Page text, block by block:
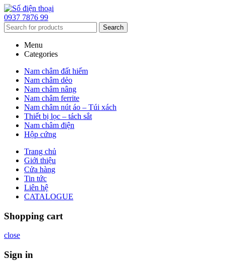
0937 7876 99
Search
Menu
Categories
Nam châm đất hiếm
Nam châm dẻo
Nam châm nâng
Nam châm ferrite
Nam châm nút áo – Túi xách
Thiết bị lọc – tách sắt
Nam châm điện
Hộp cứng
Trang chủ
Giới thiệu
Cửa hàng
Tin tức
Liên hệ
CATALOGUE
Shopping cart
close
Sign in